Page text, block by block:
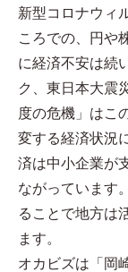
新型コロナウィ
ころでの、円や
に経済不安は続
ク、東日本大震
度の危機」はこ
変する経済状況
済は中小企業が
ながっています
ることで地方は
ます。
オカビズは「岡